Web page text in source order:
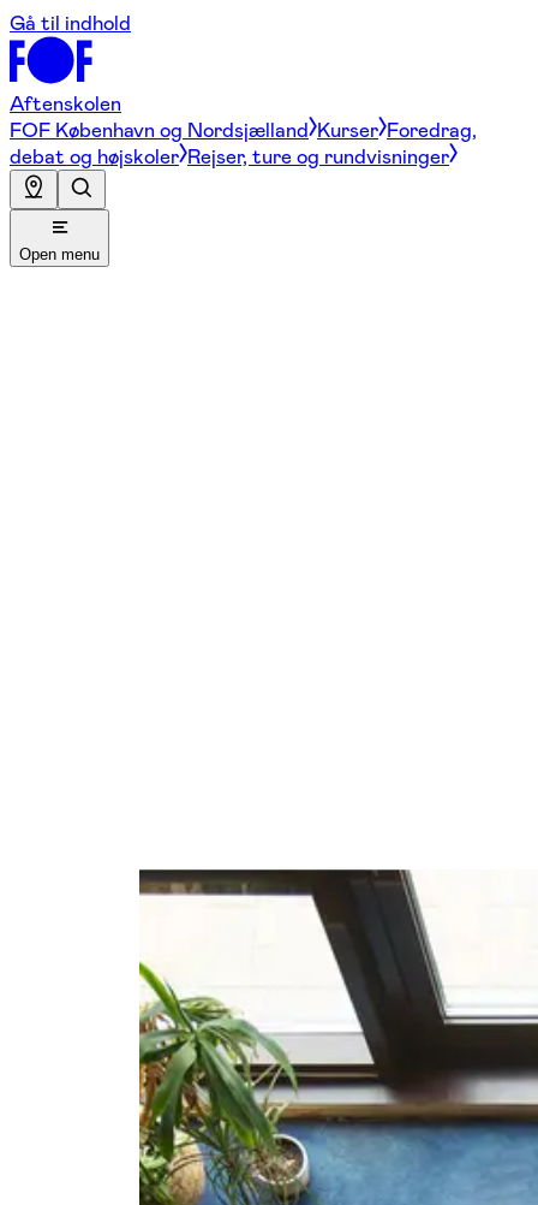
Gå til indhold
Aftenskolen
FOF København og Nordsjælland Kurser Foredrag,
debat og højskoler Rejser, ture og rundvisninger
Open menu